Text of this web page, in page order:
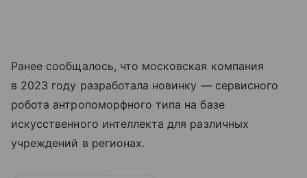
Ранее сообщалось, что московская компания
в 2023 году разработала новинку — сервисного
робота антропоморфного типа на базе
искусственного интеллекта для различных
учреждений в регионах.